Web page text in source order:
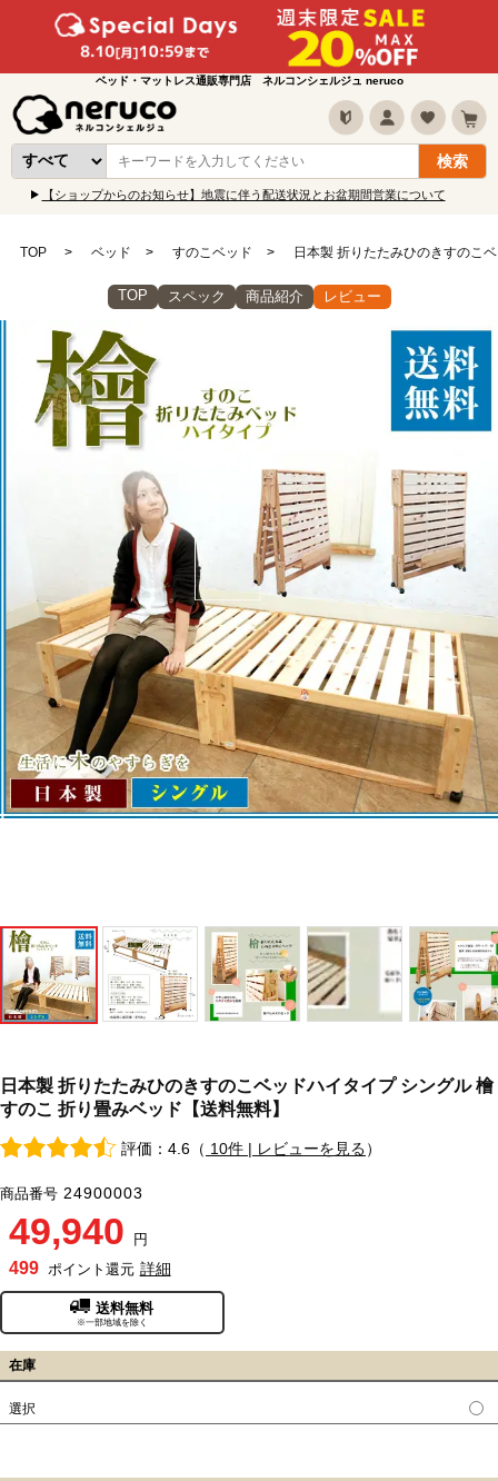
ベッド・マットレス通販専門店 ネルコンシェルジュ neruco
【ショップからのお知らせ】地震に伴う配送状況とお盆期間営業について
TOP ベッド すのこベッド 日本製 折りたたみひのきすのこ
TOP スペック 商品紹介 レビュー
日本製 折りたたみひのきすのこベッドハイタイプ シングル 檜
すのこ 折り畳みベッド【送料無料】
評価：4.6（ 10件 | レビューを見る）
商品番号 24900003
49,940 円
499 ポイント還元 詳細
送料無料
※一部地域を除く
在庫
選択